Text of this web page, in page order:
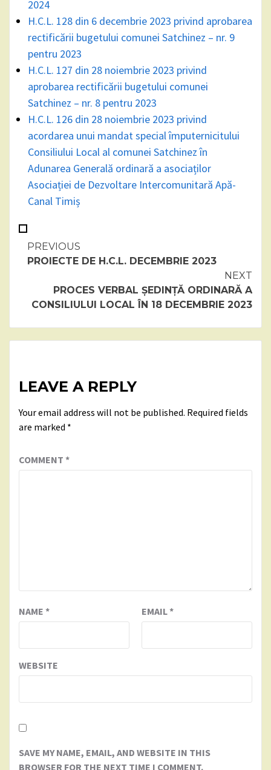
2024
H.C.L. 128 din 6 decembrie 2023 privind aprobarea
rectificării bugetului comunei Satchinez – nr. 9
pentru 2023
H.C.L. 127 din 28 noiembrie 2023 privind
aprobarea rectificării bugetului comunei
Satchinez – nr. 8 pentru 2023
H.C.L. 126 din 28 noiembrie 2023 privind
acordarea unui mandat special împuternicitului
Consiliului Local al comunei Satchinez în
Adunarea Generală ordinară a asociaților
Asociației de Dezvoltare Intercomunitară Apă-
Canal Timiș
Continue
PREVIOUS
PROIECTE DE H.C.L. DECEMBRIE 2023
NEXT
PROCES VERBAL ȘEDINȚĂ ORDINARĂ A
CONSILIULUI LOCAL ÎN 18 DECEMBRIE 2023
LEAVE A REPLY
Your email address will not be published. Required fields
are marked *
COMMENT *
NAME * EMAIL*
WEBSITE
SAVE MY NAME, EMAIL, AND WEBSITE IN THIS
BROWSER FOR THE NEXT TIME I COMMENT.